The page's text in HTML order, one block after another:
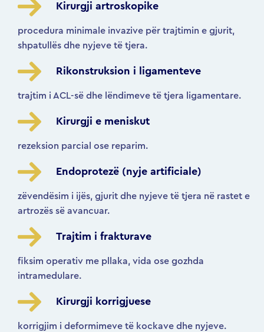
Kirurgji artroskopike
procedura minimale invazive për trajtimin e gjurit,
shpatullës dhe nyjeve të tjera.
Rikonstruksion i ligamenteve
trajtim i ACL-së dhe lëndimeve të tjera ligamentare.
Kirurgji e meniskut
rezeksion parcial ose reparim.
Endoprotezë (nyje artificiale)
zëvendësim i ijës, gjurit dhe nyjeve të tjera në rastet e
artrozës së avancuar.
Trajtim i frakturave
fiksim operativ me pllaka, vida ose gozhda
intramedulare.
Kirurgji korrigjuese
korrigjim i deformimeve të kockave dhe nyjeve.